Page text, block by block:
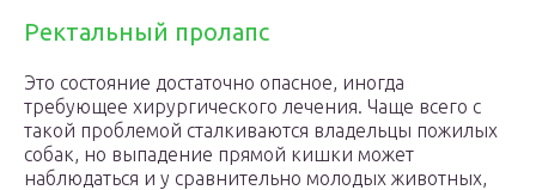
Ректальный пролапс
Это состояние достаточно опасное, иногда
требующее хирургического лечения. Чаще всего с
такой проблемой сталкиваются владельцы пожилых
собак, но выпадение прямой кишки может
наблюдаться и у сравнительно молодых животных,